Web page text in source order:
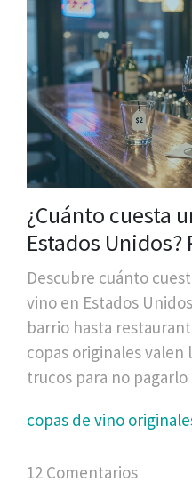
¿Cuánto cuesta
Estados
bares,
Descubre cuánto
vino en Estados
barrio hasta
copas originales valen
trucos para no pagarlo
copas de vino
12 Comentarios